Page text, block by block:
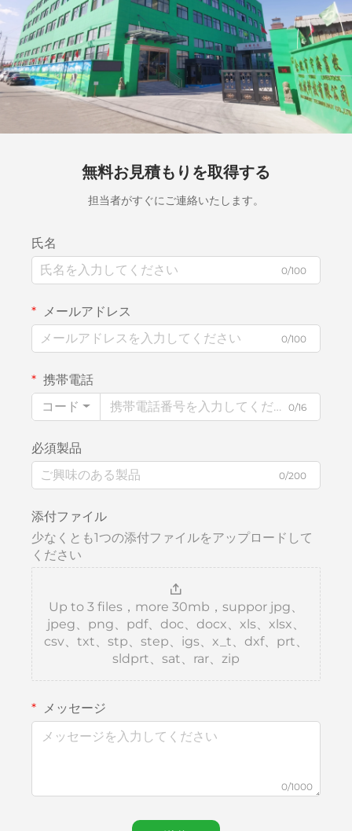
無料お見積もりを取得する
担当者がすぐにご連絡いたします。
氏名
0/100
メールアドレス
0/100
携帯電話
コード
0/16
必須製品
0/200
添付ファイル
少なくとも1つの添付ファイルをアップロードして
ください
Up to 3 files，more 30mb，suppor jpg、
jpeg、png、pdf、doc、docx、xls、xlsx、
csv、txt、stp、step、igs、x_t、dxf、prt、
sldprt、sat、rar、zip
メッセージ
0/1000